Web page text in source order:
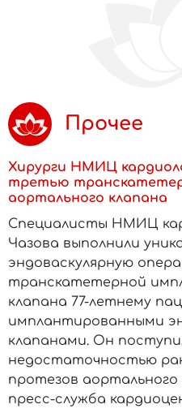
Прочее
Хирурги НМИЦ
третью
аортального клапана
Специалисты НМИЦ
Чазова выполнили
эндоваскулярную
транскатетерной
клапана 77-летнему
имплантированными
клапанами. Он
недостаточностью
протезов
пресс-служба